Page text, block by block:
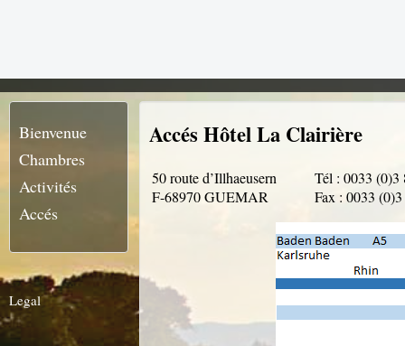
Bienvenue
Chambres
Activités
Accés
Accés Hôtel La Clairière
50 route d’Illhaeusern
F-68970 GUEMAR
Tél : 0033 (0)3
Fax : 0033
Legal